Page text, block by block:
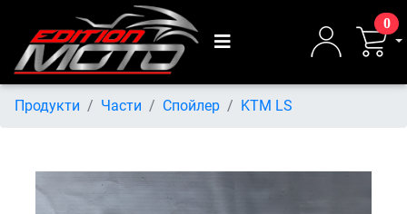
0
Продукти Части Спойлер KTM LS